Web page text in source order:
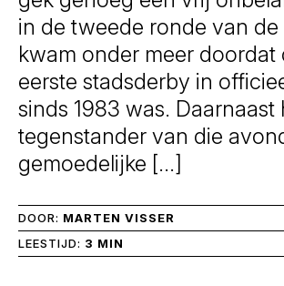
in de tweede ronde van de
kwam onder meer doordat
eerste stadsderby in
sinds 1983 was. Daarnaast
tegenstander van die
gemoedelijke […]
DOOR: MARTEN VISSER
LEESTIJD: 3 MIN